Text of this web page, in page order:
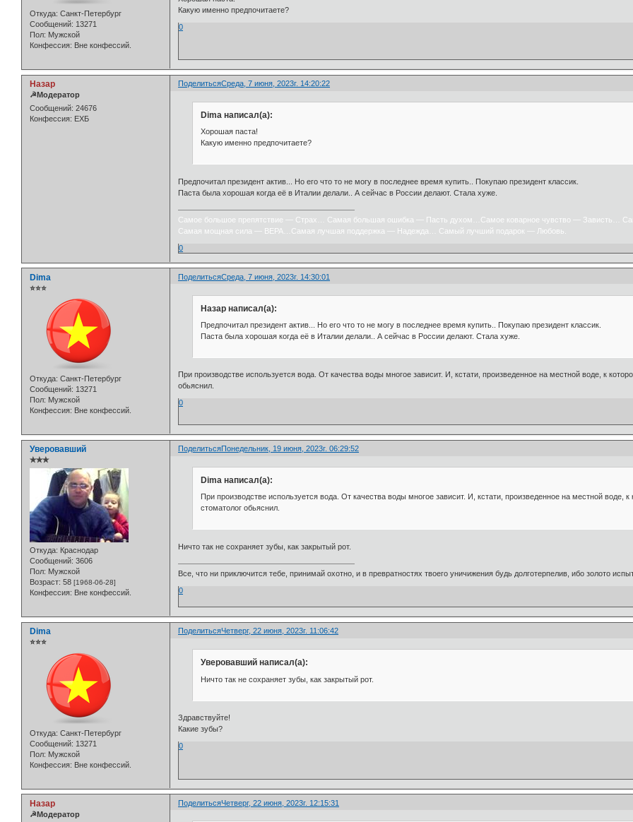
Откуда: Санкт-Петербург
Сообщений: 13271
Пол: Мужской
Конфессия: Вне конфессий.
Какую именно предпочитаете?
0
ПоделитьсяСреда, 7 июня, 2023г. 14:20:22
Назар
☭Модератор
Сообщений: 24676
Конфессия: ЕХБ Dima написал(а):
Хорошая паста!
Какую именно предпочитаете?
Предпочитал президент актив... Но его что то не могу в последнее время купить.. Покупаю президент классик.
Паста была хорошая когда её в Италии делали.. А сейчас в России делают. Стала хуже.
Самое большое препятствие — Страх… Самая большая ошибка — Пасть духом…Самое коварное чувство — Зависть…
Самая мощная сила — ВЕРА…Самая лучшая поддержка — Надежда… Самый лучший подарок — Любовь.
0
ПоделитьсяСреда, 7 июня, 2023г. 14:30:01
Dima
⭐⭐⭐
Откуда: Санкт-Петербург
Сообщений: 13271
Пол: Мужской
Конфессия: Вне конфессий.
Назар написал(а):
Предпочитал президент актив... Но его что то не могу в последнее время купить.. Покупаю президент классик.
Паста была хорошая когда её в Италии делали.. А сейчас в России делают. Стала хуже.
При производстве используется вода. От качества воды многое зависит. И, кстати, произведенное на местной воде, к
обьяснил.
0
ПоделитьсяПонедельник, 19 июня, 2023г. 06:29:52
Уверовавший
✯✯✯
Откуда: Краснодар
Сообщений: 3606
Пол: Мужской
Возраст: 58 [1968-06-28]
Конфессия: Вне конфессий.
Dima написал(а):
При производстве используется вода. От качества воды многое зависит. И, кстати, произведенное на местной
стоматолог обьяснил.
Ничто так не сохраняет зубы, как закрытый рот.
Все, что ни приключится тебе, принимай охотно, и в превратностях твоего уничижения будь долготерпелив, ибо золото
0
ПоделитьсяЧетверг, 22 июня, 2023г. 11:06:42
Dima
⭐⭐⭐
Откуда: Санкт-Петербург
Сообщений: 13271
Пол: Мужской
Конфессия: Вне конфессий.
Уверовавший написал(а):
Ничто так не сохраняет зубы, как закрытый рот.
Здравствуйте!
Какие зубы?
0
ПоделитьсяЧетверг, 22 июня, 2023г. 12:15:31
Назар
☭Модератор